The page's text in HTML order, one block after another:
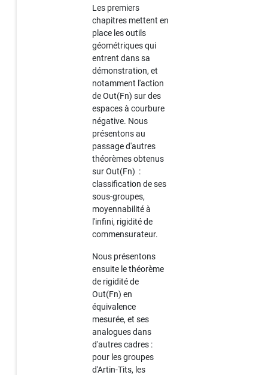
Les premiers
chapitres mettent en
place les outils
géométriques qui
entrent dans sa
démonstration, et
notamment l'action
de Out(Fn) sur des
espaces à courbure
négative. Nous
présentons au
passage d'autres
théorèmes obtenus
sur Out(Fn) :
classification de ses
sous-groupes,
moyennabilité à
l'infini, rigidité de
commensurateur.
Nous présentons
ensuite le théorème
de rigidité de
Out(Fn) en
équivalence
mesurée, et ses
analogues dans
d'autres cadres :
pour les groupes
d'Artin-Tits, les